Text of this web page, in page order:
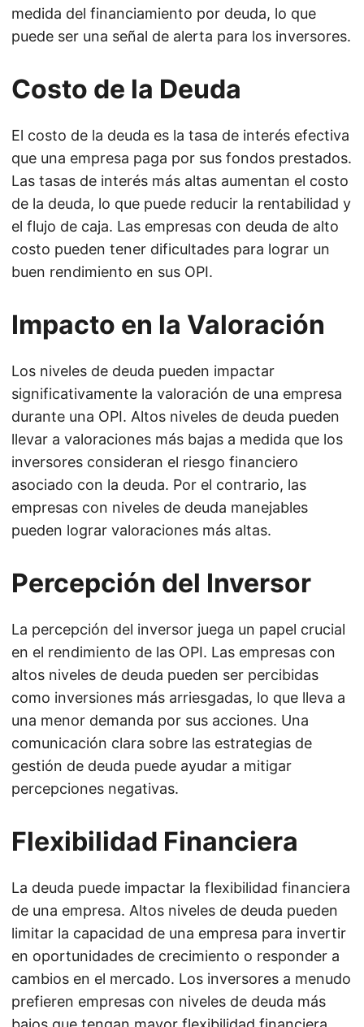
medida del financiamiento por deuda, lo que
puede ser una señal de alerta para los inversores.
Costo de la Deuda
El costo de la deuda es la tasa de interés efectiva
que una empresa paga por sus fondos prestados.
Las tasas de interés más altas aumentan el costo
de la deuda, lo que puede reducir la rentabilidad y
el flujo de caja. Las empresas con deuda de alto
costo pueden tener dificultades para lograr un
buen rendimiento en sus OPI.
Impacto en la Valoración
Los niveles de deuda pueden impactar
significativamente la valoración de una empresa
durante una OPI. Altos niveles de deuda pueden
llevar a valoraciones más bajas a medida que los
inversores consideran el riesgo financiero
asociado con la deuda. Por el contrario, las
empresas con niveles de deuda manejables
pueden lograr valoraciones más altas.
Percepción del Inversor
La percepción del inversor juega un papel crucial
en el rendimiento de las OPI. Las empresas con
altos niveles de deuda pueden ser percibidas
como inversiones más arriesgadas, lo que lleva a
una menor demanda por sus acciones. Una
comunicación clara sobre las estrategias de
gestión de deuda puede ayudar a mitigar
percepciones negativas.
Flexibilidad Financiera
La deuda puede impactar la flexibilidad financiera
de una empresa. Altos niveles de deuda pueden
limitar la capacidad de una empresa para invertir
en oportunidades de crecimiento o responder a
cambios en el mercado. Los inversores a menudo
prefieren empresas con niveles de deuda más